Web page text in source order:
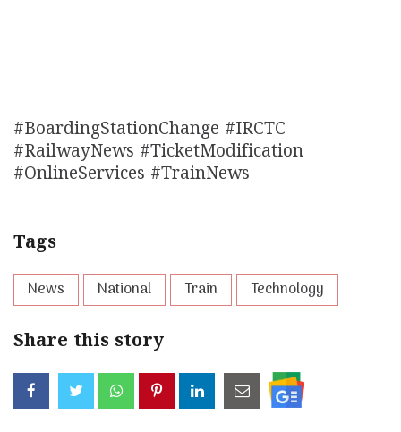
#BoardingStationChange #IRCTC
#RailwayNews #TicketModification
#OnlineServices #TrainNews
Tags
News National Train Technology
Share this story